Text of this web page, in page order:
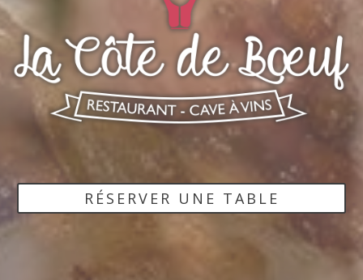
RÉSERVER UNE TABLE
RÉSERVER UNE TABLE
RÉSERVER UNE TABLE